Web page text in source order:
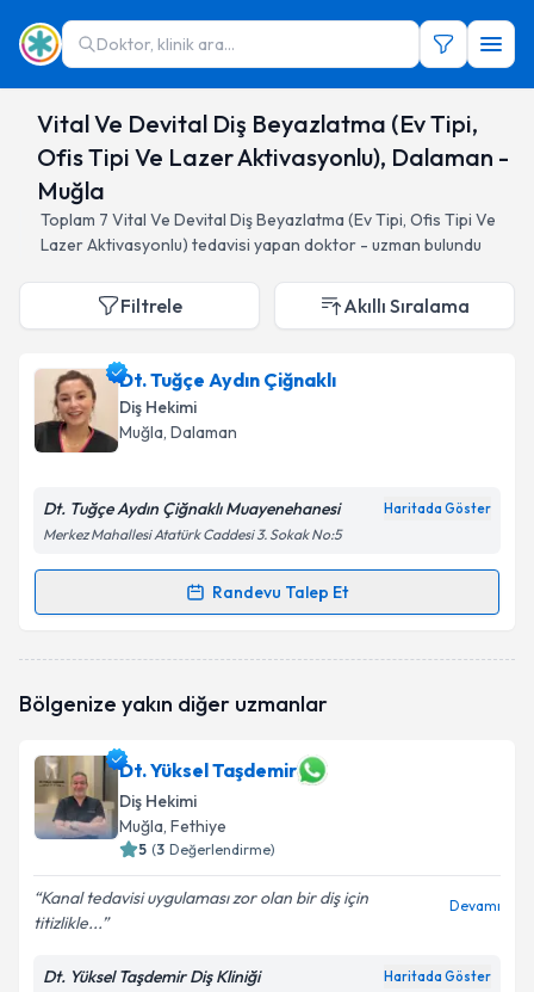
Doktor, klinik ara...
Vital Ve Devital Diş Beyazlatma (Ev Tipi,
Ofis Tipi Ve Lazer Aktivasyonlu), Dalaman -
Muğla
Toplam 7 Vital Ve Devital Diş Beyazlatma (Ev Tipi, Ofis Tipi Ve
Lazer Aktivasyonlu) tedavisi yapan doktor - uzman bulundu
Filtrele Akıllı Sıralama
Dt. Tuğçe Aydın Çiğnaklı
Diş Hekimi
Muğla, Dalaman
Dt. Tuğçe Aydın Çiğnaklı Muayenehanesi Haritada Göster
Merkez Mahallesi Atatürk Caddesi 3. Sokak No:5
Randevu Talep Et
Randevu Takvimi Talebi
oluşturun. Size bu uzmandan randevu almanız için bir
E-posta Adresiniz
Kişisel verilerimin işlenmesine ilişkin
Aydınlatma
Bölgenize yakın diğer uzmanlar
Dt. Yüksel Taşdemir
Diş Hekimi
Muğla, Fethiye
5 (3 Değerlendirme)
Kanal tedavisi uygulaması zor olan bir diş için
titizlikle...
Devamı
Dt. Yüksel Taşdemir Diş Kliniği Haritada Göster